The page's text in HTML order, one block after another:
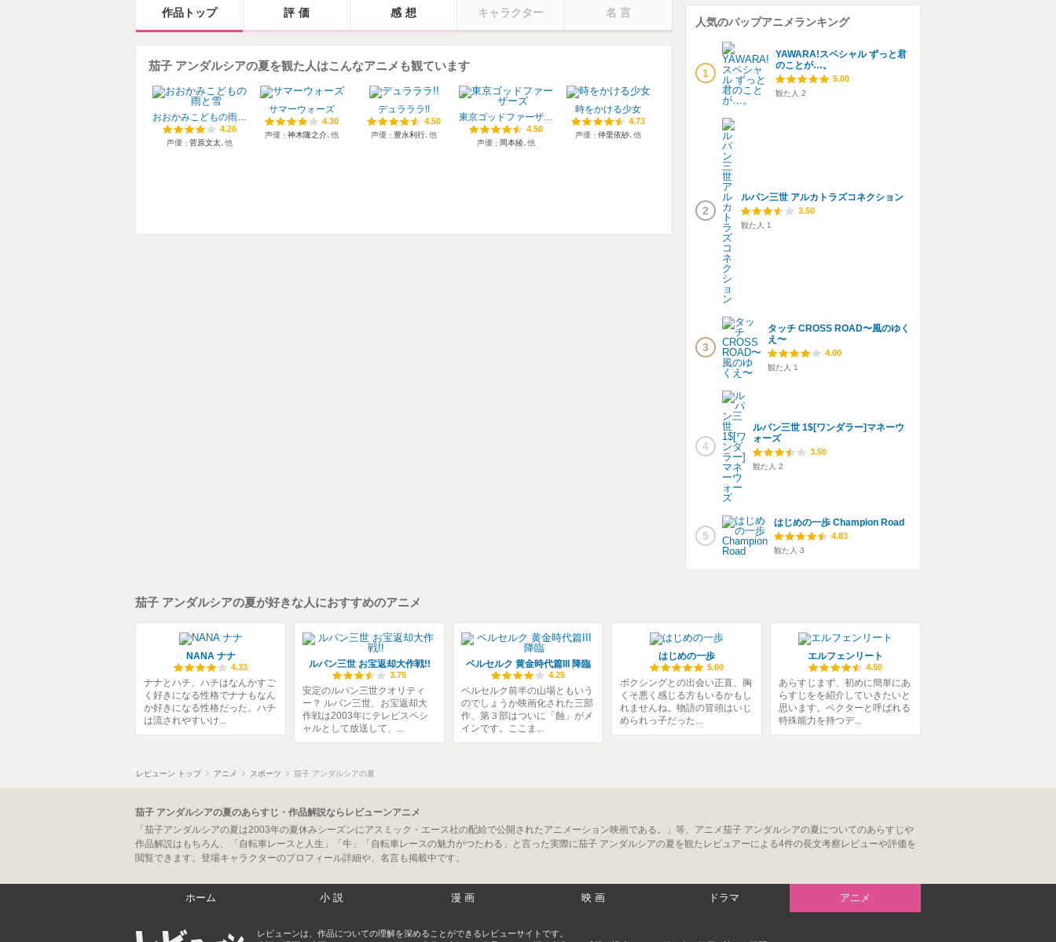
作品トップ 評価 感想 キャラクター 名言
茄子 アンダルシアの夏を観た人はこんなアニメも観ています
おおかみこどもの雨と雪
4.26
4.26
声優 菅原文太､他
サマーウォーズ
4.30
4.30
声優 神木隆之介､他
デュラララ!!
4.50
4.50
声優 豊永利行､他
東京ゴッドファーザーズ
4.50
4.50
声優 岡本綾､他
時をかける少女
4.73
4.73
声優 仲里依紗､他
人気のバップアニメランキング
1
YAWARA!スペシャル ずっと君
のことが…。
5.00
観た人 2
2
ルパン三世 アルカトラズコネクション
3.50
観た人 1
3
タッチ CROSS ROAD〜風のゆく
え〜
4.00
観た人 1
4
ルパン三世 1$[ワンダラー]マネーウ
ォーズ
3.50
観た人 2
5
はじめの一歩 Champion Road
4.83
観た人 3
茄子 アンダルシアの夏が好きな人におすすめのアニメ
NANA ナナ
4.33
ナナとハチ、ハチはなんかすご
く好きになる性格でナナもなん
か好きになる性格だった。ハチ
は流されやすいけ...
ルパン三世 お宝返却大作戦!!
3.75
安定のルパン三世クオリティ
ー？ ルパン三世、お宝返却大
作戦は2003年にテレビスペシ
ャルとして放送して、...
ベルセルク 黄金時代篇III 降臨
4.25
ベルセルク前半の山場ともいう
のでしょうか映画化された三部
作、第３部はついに「蝕」がメ
インです。ここま...
はじめの一歩
5.00
ボクシングとの出会い正直、胸
くそ悪く感じる方もいるかもし
れませんね。物語の冒頭はいじ
められっ子だった...
エルフェンリート
4.50
あらすじまず、初めに簡単にあ
らすじをを紹介していきたいと
思います。ベクターと呼ばれる
特殊能力を持つデ...
レビューン トップ アニメ スポーツ 茄子 アンダルシアの夏
茄子 アンダルシアの夏のあらすじ・作品解説ならレビューンアニメ
「茄子アンダルシアの夏は2003年の夏休みシーズンにアスミック・エース社の配給で公開されたアニメーション映画である。」等、アニメ茄子 アンダルシアの夏についてのあらすじや
作品解説はもちろん、「自転車レースと人生」「牛」「自転車レースの魅力がつたわる」と言った実際に茄子 アンダルシアの夏を観たレビュアーによる4件の長文考察レビューや評価を
閲覧できます。登場キャラクターのプロフィール詳細や、名言も掲載中です。
ホーム 小説 漫画 映画 ドラマ アニメ
レビューンは、作品についての理解を深めることができるレビューサイトです。